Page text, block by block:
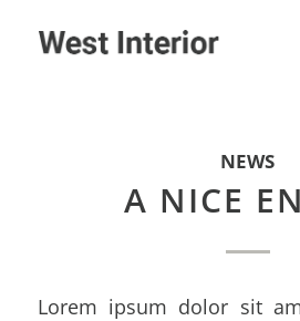
NEWS
A NICE
Lorem ipsum dolor sit